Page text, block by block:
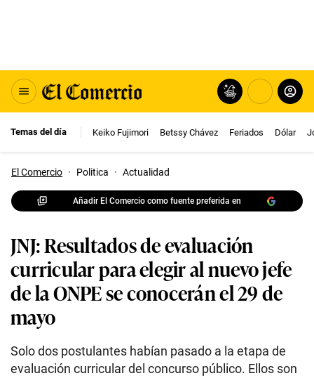
Temas del día Keiko Fujimori Betssy Chávez Feriados Dólar
El Comercio · Politica · Actualidad
Añadir El Comercio como fuente preferida en
JNJ: Resultados de evaluación
curricular para elegir al nuevo jefe
de la ONPE se conocerán el 29 de
mayo
Solo dos postulantes habían pasado a la etapa de
evaluación curricular del concurso público. Ellos son